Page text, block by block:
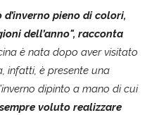
pieno di colori,
dell’anno", racconta
è nata dopo aver visitato
infatti, è presente una
dipinto a mano di cui
voluto realizzare